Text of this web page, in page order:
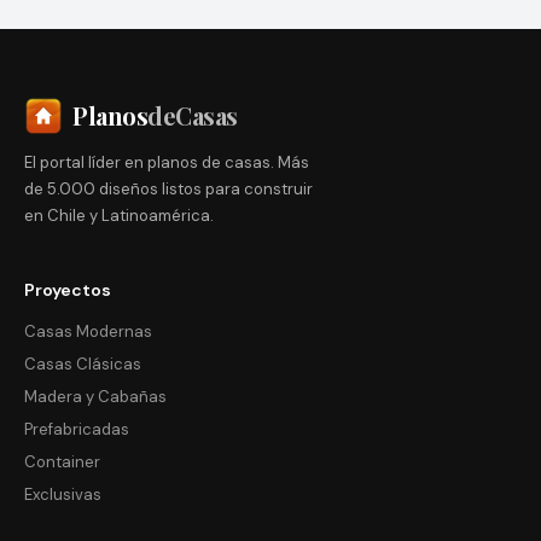
PlanosdeCasas
El portal líder en planos de casas. Más
de 5.000 diseños listos para construir
en Chile y Latinoamérica.
Proyectos
Casas Modernas
Casas Clásicas
Madera y Cabañas
Prefabricadas
Container
Exclusivas